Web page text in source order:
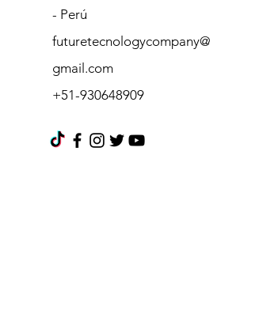
- Perú
futuretecnologycompany@
gmail.com
+51-930648909